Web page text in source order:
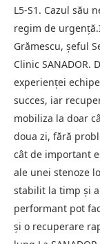
L5-S1. Cazul său
regim de
Grămescu, șeful
Clinic SANADOR.
experienței
succes, iar
mobiliza la doar
doua zi, fără
cât de important
ale unei stenoze
stabilit la timp și
performant pot
și o recuperare